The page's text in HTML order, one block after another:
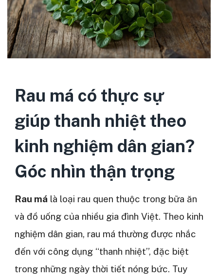
Rau má có thực sự
giúp thanh nhiệt theo
kinh nghiệm dân gian?
Góc nhìn thận trọng
Rau má là loại rau quen thuộc trong bữa ăn
và đồ uống của nhiều gia đình Việt. Theo kinh
nghiệm dân gian, rau má thường được nhắc
đến với công dụng “thanh nhiệt”, đặc biệt
trong những ngày thời tiết nóng bức. Tuy